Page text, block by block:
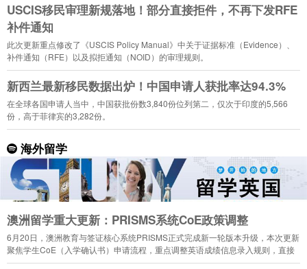
USCIS移民审理新规落地！部分直接拒件，不再下发RFE
补件通知
此次更新重点修改了《USCIS Policy Manual》中关于证据标准（Evidence）、
补件通知（RFE）以及拟拒通知（NOID）的审理规则。
新西兰最新移民数据出炉！中国申请人获批率达94.3%
在全球各国申请人当中，中国获批份数3,840份位列第二，仅次于印度的5,566
份，高于菲律宾的3,282份。
海外留学
澳洲留学重大更新：PRISMS系统CoE政策调整
6月20日，澳洲教育与签证核心系统PRISMS正式完成新一轮版本升级，本次更新
聚焦学生CoE（入学确认书）申请流程，重点调整英语成绩信息录入规则，直接
影响2026年下半年入学的留学生申请。